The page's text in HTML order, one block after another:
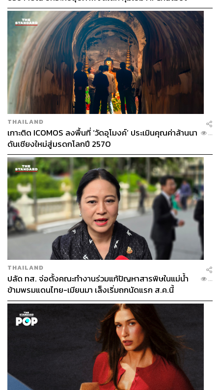
THAILAND
เกาะติด ICOMOS ลงพื้นที่ ‘วัดอุโมงค์’ ประเมินคุณค่าล้านนา
ดันเชียงใหม่สู่มรดกโลกปี 2570
...
THAILAND
ปลัด ทส. จ่อตั้งคณะทำงานร่วมแก้ปัญหาสารพิษในแม่น้ำ
ข้ามพรมแดนไทย-เมียนมา เล็งเริ่มถกนัดแรก ส.ค.นี้
...